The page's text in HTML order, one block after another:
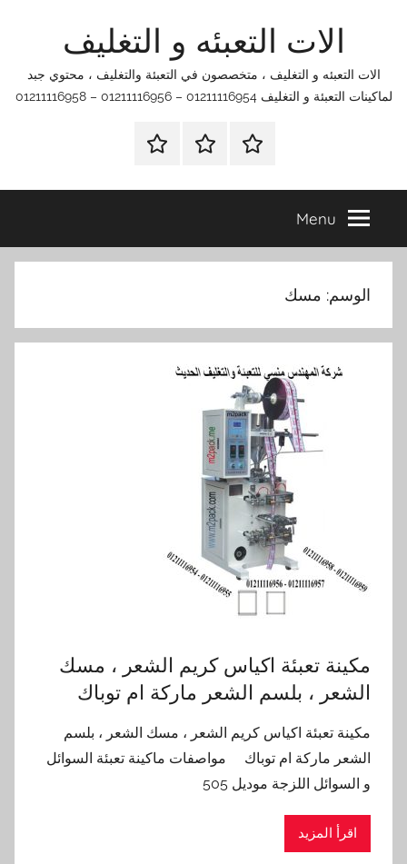
الات التعبئه و التغليف
الات التعبئه و التغليف ، متخصصون في التعبئة والتغليف ، محتوي جبد
لماكينات التعبئة و التغليف 01211116954 – 01211116956 – 01211116958
الرئيسيةاتصل
اتـصـل
في
التي
Menu
الوسم: مسك
مكينة تعبئة اكياس كريم الشعر ، مسك
الشعر ، بلسم الشعر ماركة ام توباك
مكينة تعبئة اكياس كريم الشعر ، مسك الشعر ، بلسم
الشعر ماركة ام توباك مواصفات ماكينة تعبئة السوائل
و السوائل اللزجة موديل 505
اقرأ المزيد